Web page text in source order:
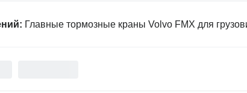
Главные тормозные краны Volvo FMX для